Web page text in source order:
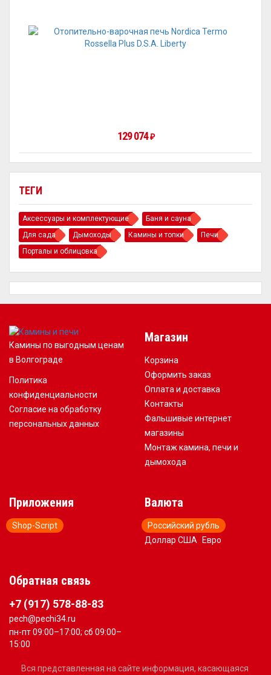
ТЕГИ
Аксессуары и комплектующие
Баня и сауна
Для сада
Дымоходы Камины и топки
Печи
Порталы и облицовка
129 074 ₽
Камины по выгодным ценам
в Волгограде
Политика
конфиденциальности
Согласие на обработку
персональных данных
Магазин
Корзина
Оформить заказ
Оплата и доставка
Контакты
Фальшивые интернет
магазины
Монтаж камина, печи и
дымохода
Приложения
Shop-Script
Валюта
Российский рубль
Доллар США
Евро
Обратная связь
+7 (917) 578-88-83
pech@pechi34.ru
пн-пт 09:00–17:00; сб 09:00–
15:00
Вся представленная на сайте информация, касающаяся